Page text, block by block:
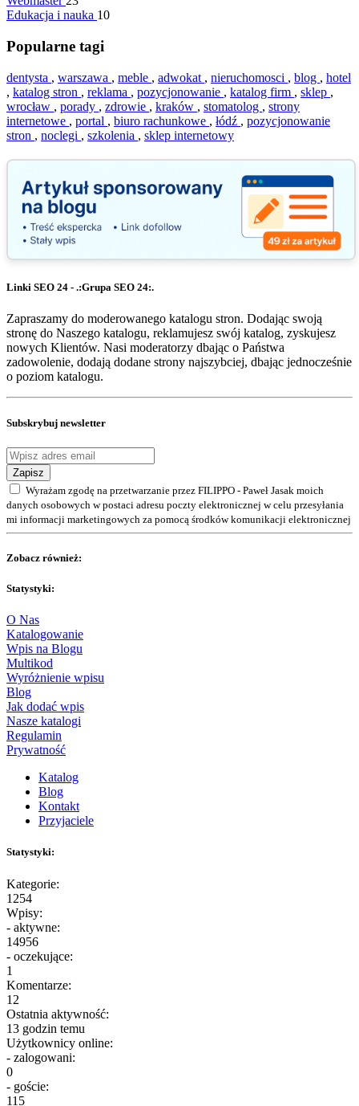
Edukacja i nauka 10
Popularne tagi
dentysta , warszawa , meble , adwokat , nieruchomosci , blog , hotel
, katalog stron , reklama , pozycjonowanie , katalog firm , sklep ,
wrocław , porady , zdrowie , kraków , stomatolog , strony
internetowe , portal , biuro rachunkowe , łódź , pozycjonowanie
stron , noclegi , szkolenia , sklep internetowy
Linki SEO 24 - .:Grupa SEO 24:.
Zapraszamy do moderowanego katalogu stron. Dodając swoją
stronę do Naszego katalogu, reklamujesz swój katalog, zyskujesz
nowych Klientów. Nasi moderatorzy dbając o Państwa
zadowolenie, dodają dodane strony najszybciej, dbając jednocześnie
o poziom katalogu.
Subskrybuj newsletter
Zapisz
Wyrażam zgodę na przetwarzanie przez FILIPPO - Paweł Jasak moich
danych osobowych w postaci adresu poczty elektronicznej w celu przesyłania
mi informacji marketingowych za pomocą środków komunikacji elektronicznej
Zobacz również:
Statystyki:
O Nas
Katalogowanie
Wpis na Blogu
Multikod
Wyróżnienie wpisu
Blog
Jak dodać wpis
Nasze katalogi
Regulamin
Prywatność
Katalog
Blog
Kontakt
Przyjaciele
Statystyki:
Kategorie:
1254
Wpisy:
- aktywne:
14956
- oczekujące:
1
Komentarze:
12
Ostatnia aktywność:
13 godzin temu
Użytkownicy online:
- zalogowani:
0
- goście:
115